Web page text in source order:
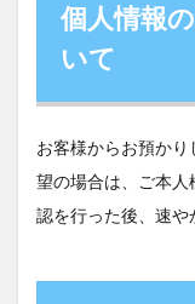
個人情報
いて
お客様からお預か
望の場合は、ご本
認を行った後、速や